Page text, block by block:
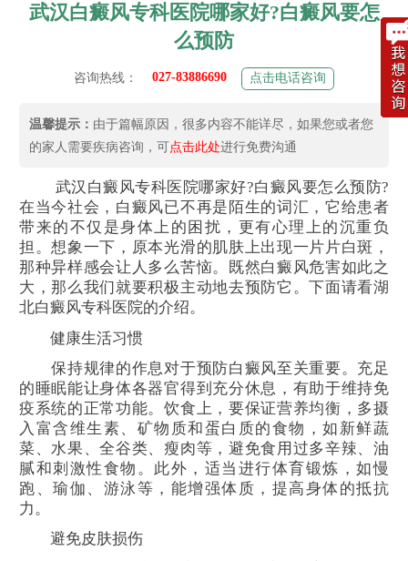
武汉白癜风专科医院哪家好?白癜风要怎
么预防
咨询热线： 027-83886690 点击电话咨询
温馨提示： 由于篇幅原因，很多内容不能详尽，如果您或者您
的家人需要疾病咨询，可点击此处进行免费沟通
武汉白癜风专科医院哪家好?白癜风要怎么预防?
在当今社会，白癜风已不再是陌生的词汇，它给患者
带来的不仅是身体上的困扰，更有心理上的沉重负
担。想象一下，原本光滑的肌肤上出现一片片白斑，
那种异样感会让人多么苦恼。既然白癜风危害如此之
大，那么我们就要积极主动地去预防它。下面请看湖
北白癜风专科医院的介绍。
健康生活习惯
保持规律的作息对于预防白癜风至关重要。充足
的睡眠能让身体各器官得到充分休息，有助于维持免
疫系统的正常功能。饮食上，要保证营养均衡，多摄
入富含维生素、矿物质和蛋白质的食物，如新鲜蔬
菜、水果、全谷类、瘦肉等，避免食用过多辛辣、油
腻和刺激性食物。此外，适当进行体育锻炼，如慢
跑、瑜伽、游泳等，能增强体质，提高身体的抵抗
力。
避免皮肤损伤